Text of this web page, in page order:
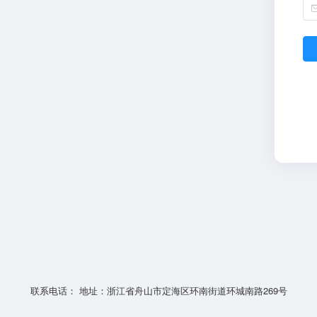
联系电话： 地址：浙江省舟山市定海区环南街道环城南路269号